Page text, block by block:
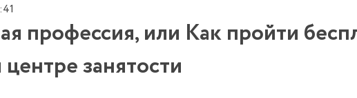
профессия, или Как пройти
занятости